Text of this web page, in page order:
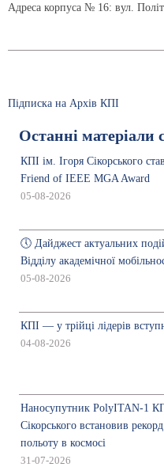
Адреса корпуса № 16: вул.
Підписка на Архів КПІ
Останні матеріали
КПІ ім. Ігоря Сікорського
Friend of IEEE MGA Award
05-08-2026
🕔 Дайджест актуальних
Відділу академічної
05-08-2026
КПІ — у трійці лідерів
04-08-2026
Наносупутник PolyITAN-1
Сікорського встановив
польоту в космосі
31-07-2026